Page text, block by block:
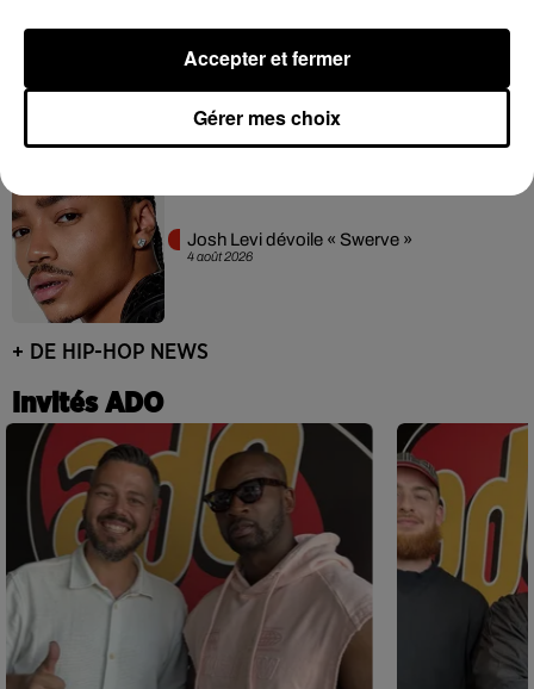
5 août 2026
Après le film, bientôt une docu-série sur
le père de Michael Jackson
4 août 2026
Josh Levi dévoile « Swerve »
+ DE HIP-HOP NEWS
Invités ADO
Gérer mes choix
Accepter et fermer